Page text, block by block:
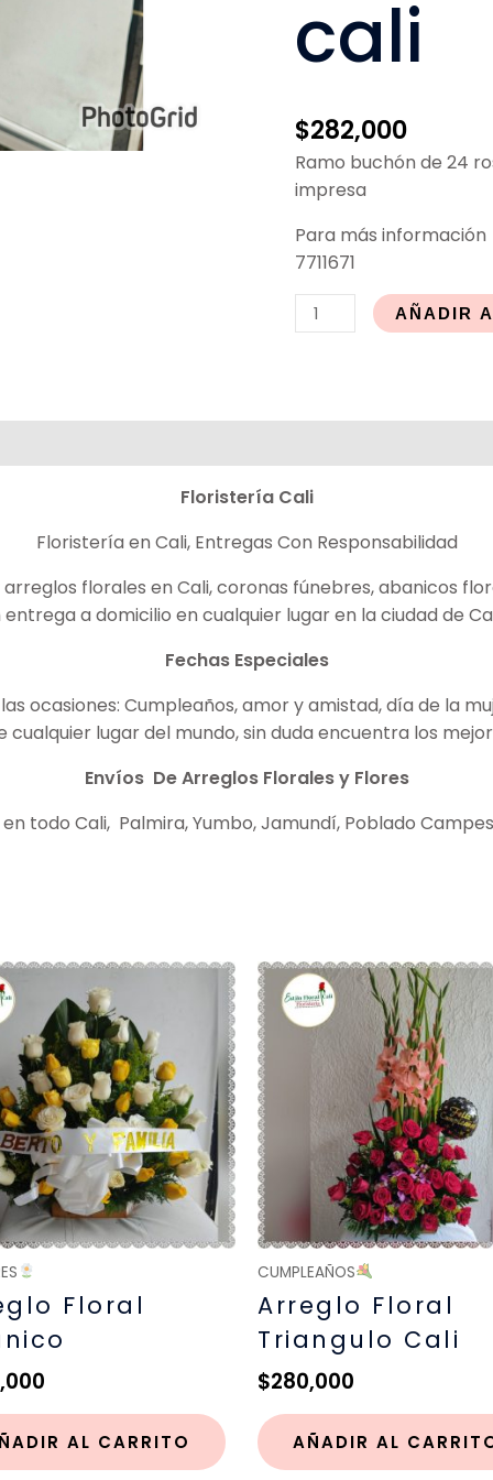
cali
$282,000
Ramo buchón de 24
impresa
Para másinformación
7711671
AÑADIR
Floristería Cali
Floristería en Cali, Entregas Con Responsabilidad
florales en Cali, coronas fúnebres, abanicos
a domicilio en cualquier lugar en la ciudad de
Fechas Especiales
ocasiones: Cumpleaños, amor y amistad, día de la
lugar del mundo, sin duda encuentra los
Envíos De Arreglos Florales y Flores
todo Cali, Palmira, Yumbo, Jamundí, Poblado
Floral
AL CARRITO
CUMPLEAÑOS
Arreglo Floral
Triangulo Cali
$280,000
AÑADIR AL